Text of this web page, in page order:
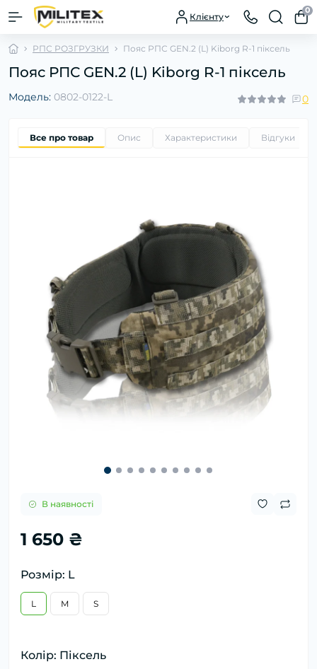
Клієнту
0
РПС РОЗГРУЗКИ Пояс РПС GEN.2 (L) Kiborg R-1 піксель
Пояс РПС GEN.2 (L) Kiborg R-1 піксель
Модель: 0802-0122-L 0
Все про товар Опис Характеристики Відгуки
В наявності
1 650 ₴
Розмір: L
L M S
Колір: Піксель